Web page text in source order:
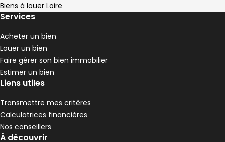
817 €
Chavanay - 42410
Maison de village • 4 pièces • 87 m²
DPE : 3 chambres
,
116 m² 5 pièces Maclas
Aller à l'image1
Aller à l'image2
Aller à l'image3
Aller à l'image4
Aller à l'image5
Biens à louer Loire
Services
Acheter un bien
Louer un bien
Faire gérer son bien immobilier
Estimer un bien
Liens utiles
Transmettre mes critères
Calculatrices financières
Nos conseillers
À découvrir